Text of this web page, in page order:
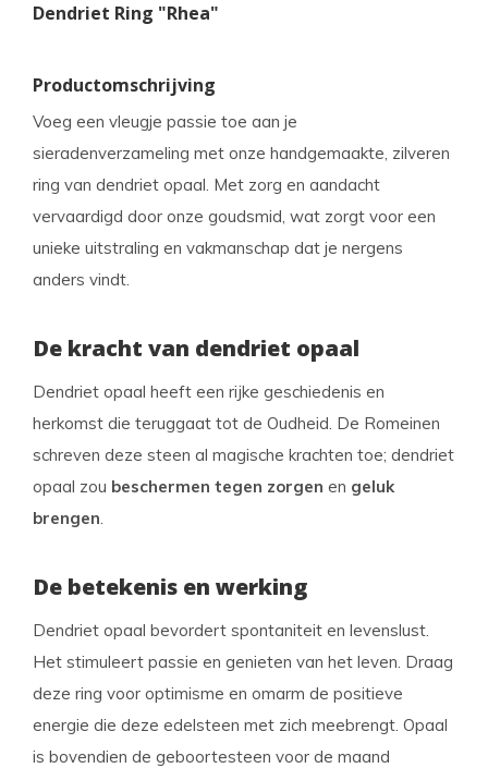
Dendriet Ring "Rhea"
Productomschrijving
Voeg een vleugje passie toe aan je
sieradenverzameling met onze handgemaakte, zilveren
ring van dendriet opaal. Met zorg en aandacht
vervaardigd door onze goudsmid, wat zorgt voor een
unieke uitstraling en vakmanschap dat je nergens
anders vindt.
De kracht van dendriet opaal
Dendriet opaal heeft een rijke geschiedenis en
herkomst die teruggaat tot de Oudheid. De Romeinen
schreven deze steen al magische krachten toe; dendriet
opaal zou beschermen tegen zorgen en geluk
brengen.
De betekenis en werking
Dendriet opaal bevordert spontaniteit en levenslust.
Het stimuleert passie en genieten van het leven. Draag
deze ring voor optimisme en omarm de positieve
energie die deze edelsteen met zich meebrengt. Opaal
is bovendien de geboortesteen voor de maand